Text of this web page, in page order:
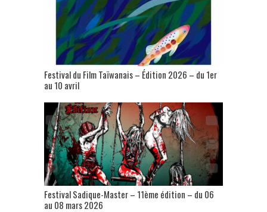
Festival du Film Taïwanais – Édition 2026 – du 1er
au 10 avril
Festival Sadique-Master – 11ème édition – du 06
au 08 mars 2026